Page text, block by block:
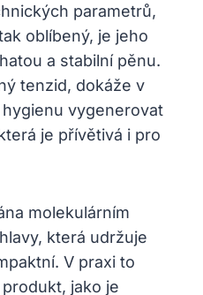
parametrů,
oblíbený, je jeho
a stabilní pěnu.
tenzid, dokáže v
vygenerovat
je přívětivá i pro
molekulárním
která udržuje
V praxi to
jako je